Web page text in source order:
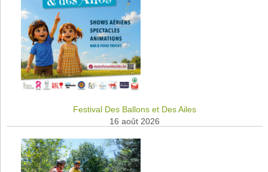
Festival Des Ballons et Des Ailes
16 août 2026